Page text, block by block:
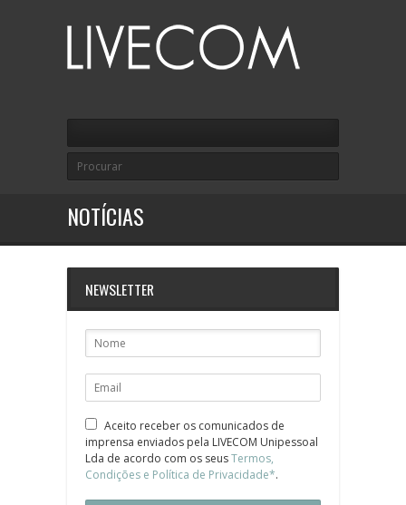
NOTÍCIAS
NEWSLETTER
Aceito receber os comunicados de
imprensa enviados pela LIVECOM Unipessoal
Lda de acordo com os seusTermos,
Condições e Política de Privacidade*.